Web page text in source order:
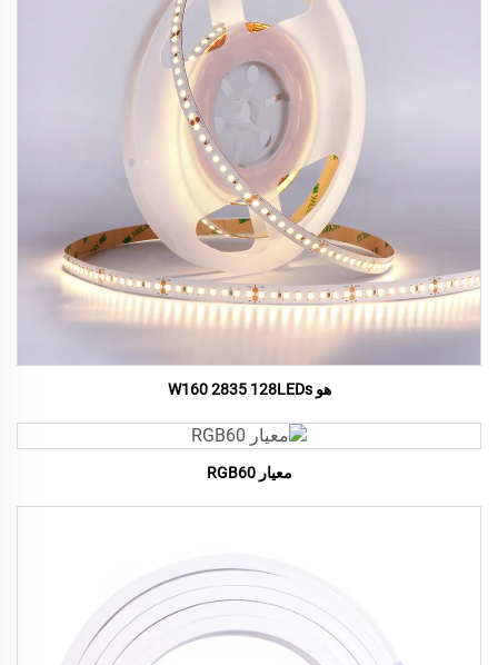
هو W160 2835 128LEDs
معيار RGB60